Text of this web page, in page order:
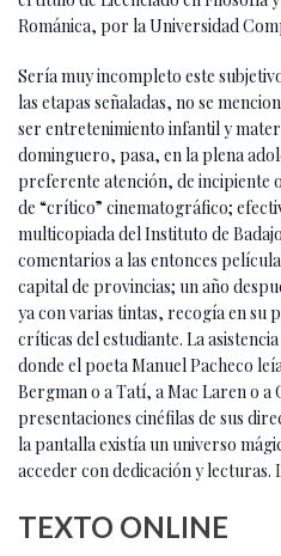
Románica, por la Universidad
Sería muy incompleto este
las etapas señaladas, no se
ser entretenimiento infantil y
dominguero, pasa, en la plena
preferente atención, de incipiente
de “crítico” cinematográfico;
multicopiada del Instituto de
comentarios a las entonces
capital de provincias; un año
ya con varias tintas, recogía en su
críticas del estudiante. La
donde el poeta Manuel Pacheco
Bergman o a Tatí, a Mac Laren o a
presentaciones cinéfilas de sus
la pantalla existía un universo
acceder con dedicación y lecturas.
TEXTO ONLINE